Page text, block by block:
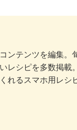
ンテンツを編集
レシピを多数掲
れるスマホ用レシ